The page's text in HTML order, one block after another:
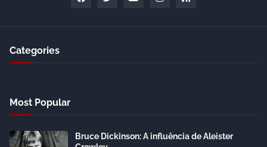
Categories
Most Popular
Bruce Dickinson: A influência de Aleister